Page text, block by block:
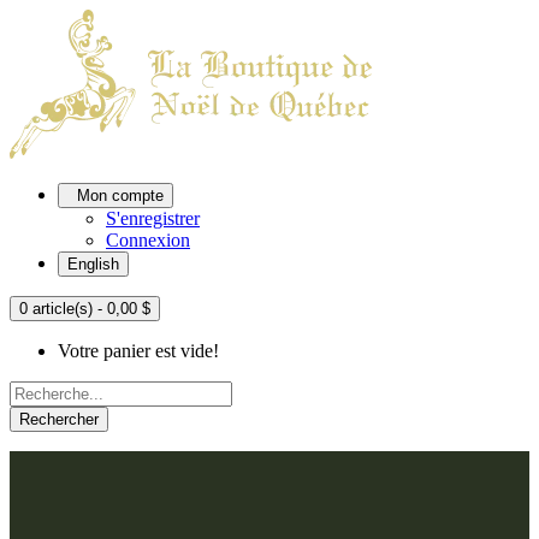
Mon compte
S'enregistrer
Connexion
English
0 article(s) - 0,00 $
Votre panier est vide!
Rechercher